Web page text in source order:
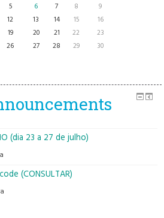
5 6 7 8
9
12 13 14 15
16
19 20 21 22
23
26 27 28 29
30
(dia 23 a 27 de julho)
(CONSULTAR)